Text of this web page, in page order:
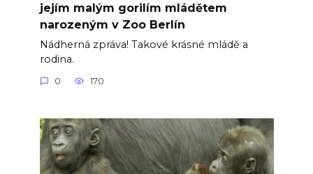
jejím malým gorilím mládětem
narozeným v Zoo Berlín
Nádherná zpráva! Takové krásné mládě a
rodina.
0 170